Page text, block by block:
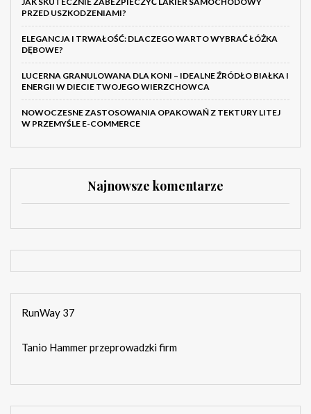
PRZED USZKODZENIAMI?
ELEGANCJA I TRWAŁOŚĆ: DLACZEGO WARTO WYBRAĆ ŁÓŻKA
DĘBOWE?
LUCERNA GRANULOWANA DLA KONI – IDEALNE ŹRÓDŁO BIAŁKA I
ENERGII W DIECIE TWOJEGO WIERZCHOWCA
NOWOCZESNE ZASTOSOWANIA OPAKOWAŃ Z TEKTURY LITEJ
W PRZEMYŚLE E-COMMERCE
Najnowsze komentarze
RunWay 37
Tanio Hammer przeprowadzki firm